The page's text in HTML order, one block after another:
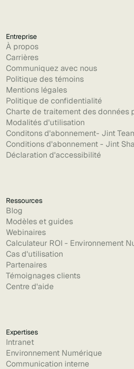
Entreprise
À propos
Carrières
Communiquez avec nous
Politique des témoins
Mentions légales
Politique de confidentialité
Charte de traitement des données
Modalités d'utilisation
Conditons d'abonnement- Jint
Conditions d'abonnement - Jint
Déclaration d'accessibilité
Ressources
Blog
Modèles et guides
Webinaires
Calculateur ROI - Environnement
Cas d'utilisation
Partenaires
Témoignages clients
Centre d'aide
Expertises
Intranet
Environnement Numérique
Communication interne